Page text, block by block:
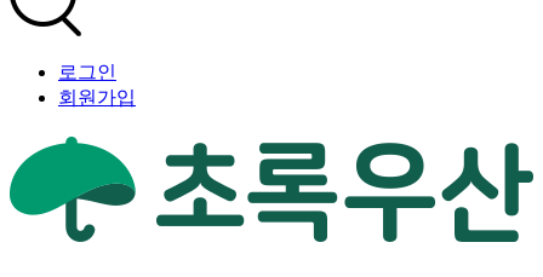
로그인
회원가입